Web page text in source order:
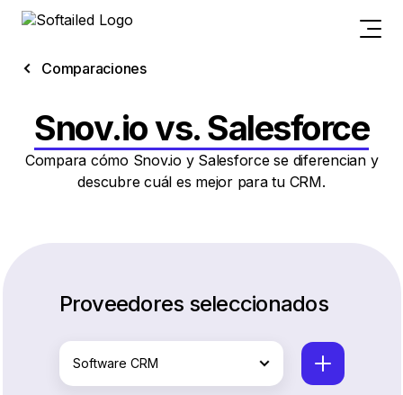
Comparaciones
Snov.io vs. Salesforce
Compara cómo Snov.io y Salesforce se diferencian y
descubre cuál es mejor para tu CRM.
Proveedores seleccionados
Software CRM